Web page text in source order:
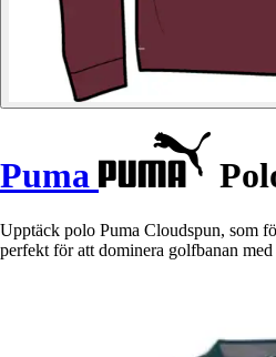
Puma
Upptäck polo Puma Cloudspun, som
perfekt för att dominera golfbanan med